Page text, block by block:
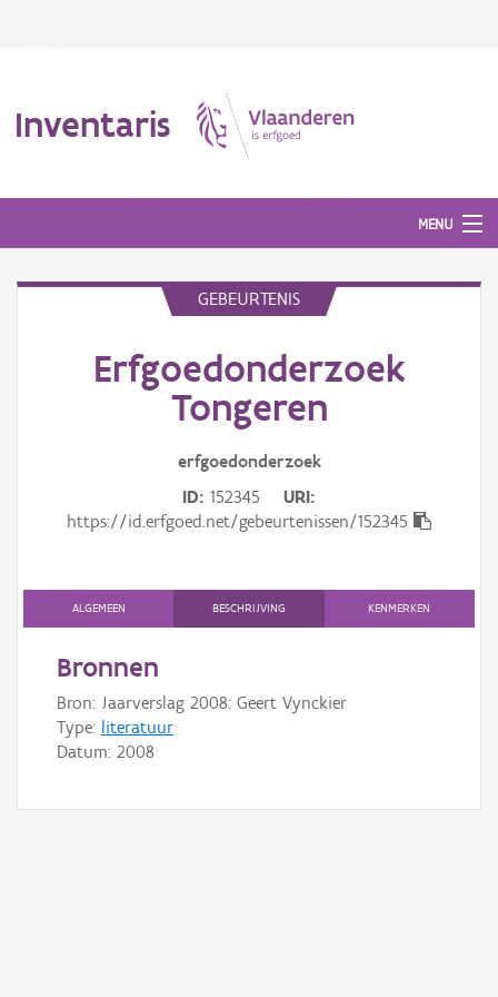
Inventaris
MENU
Aanduidingsobject
Gebeurtenis
Downloads
Hergebruik
Aanmelden
GEBEURTENIS
Erfgoedonderzoek
Tongeren
erfgoedonderzoek
ID 152345
URI
https://id.erfgoed.net/gebeurtenissen/152345
ALGEMEEN BESCHRIJVING KENMERKEN
Bronnen
Bron: Jaarverslag 2008: Geert Vynckier
Type: literatuur
Datum: 2008